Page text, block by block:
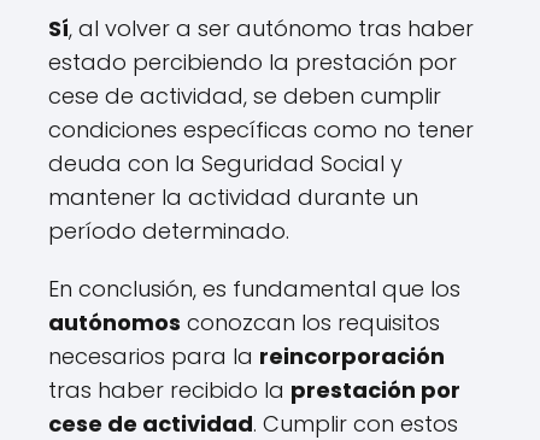
Sí, al volver a ser autónomo tras haber
estado percibiendo la prestación por
cese de actividad, se deben cumplir
condiciones específicas como no tener
deuda con la Seguridad Social y
mantener la actividad durante un
período determinado.
En conclusión, es fundamental que los
autónomos conozcan los requisitos
necesarios para la reincorporación
tras haber recibido la prestación por
cese de actividad. Cumplir con estos